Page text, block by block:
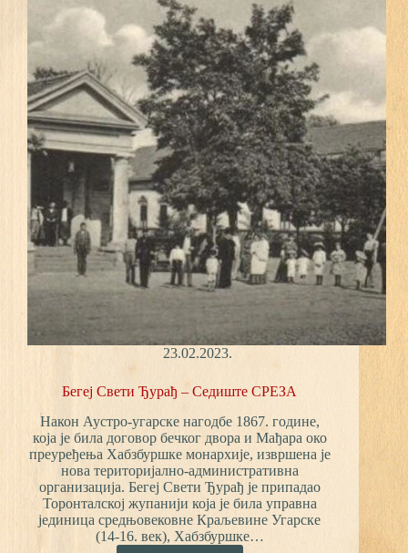
23.02.2023.
Бегеј Свети Ђурађ – Седиште СРЕЗА
Након Аустро-угарске нагодбе 1867. године,
која је била договор бечког двора и Мађара око
преуређења Хабзбуршке монархије, извршена је
нова територијално-административна
организација. Бегеј Свети Ђурађ је припадао
Торонталској жупанији која је била управна
јединица средњовековне Краљевине Угарске
(14-16. век), Хабзбуршке…